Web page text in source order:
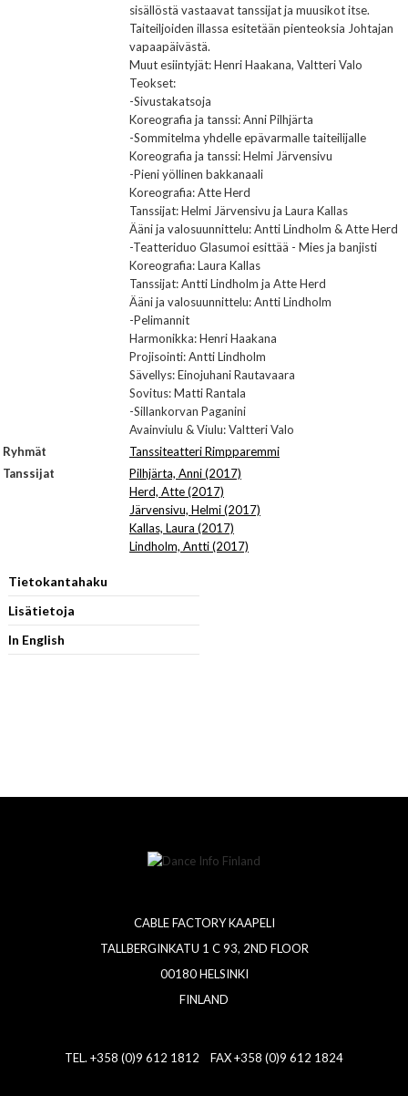
sisällöstä vastaavat tanssijat ja muusikot itse.
Taiteiljoiden illassa esitetään pienteoksia Johtajan
vapaapäivästä.
Muut esiintyjät: Henri Haakana, Valtteri Valo
Teokset:
-Sivustakatsoja
Koreografia ja tanssi: Anni Pilhjärta
-Sommitelma yhdelle epävarmalle taiteilijalle
Koreografia ja tanssi: Helmi Järvensivu
-Pieni yöllinen bakkanaali
Koreografia: Atte Herd
Tanssijat: Helmi Järvensivu ja Laura Kallas
Ääni ja valosuunnittelu: Antti Lindholm & Atte Herd
-Teatteriduo Glasumoi esittää - Mies ja banjisti
Koreografia: Laura Kallas
Tanssijat: Antti Lindholm ja Atte Herd
Ääni ja valosuunnittelu: Antti Lindholm
-Pelimannit
Harmonikka: Henri Haakana
Projisointi: Antti Lindholm
Sävellys: Einojuhani Rautavaara
Sovitus: Matti Rantala
-Sillankorvan Paganini
Avainviulu & Viulu: Valtteri Valo
Ryhmät
Tanssiteatteri Rimpparemmi
Tanssijat
Pilhjärta, Anni (2017)
Herd, Atte (2017)
Järvensivu, Helmi (2017)
Kallas, Laura (2017)
Lindholm, Antti (2017)
Tietokantahaku
Lisätietoja
In English
CABLE FACTORY KAAPELI
TALLBERGINKATU 1 C 93, 2ND FLOOR
00180 HELSINKI
FINLAND
TEL. +358 (0)9 612 1812 FAX +358 (0)9 612 1824